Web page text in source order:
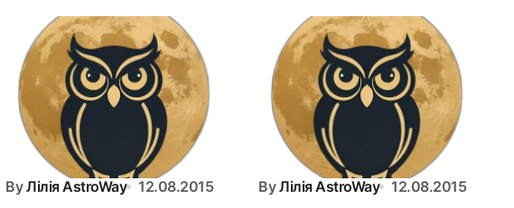
By Лілія AstroWay 12.08.2015 By Лілія AstroWay 12.08.2015